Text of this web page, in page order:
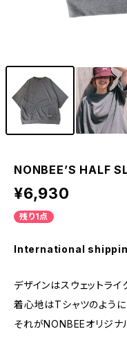
NONBEE’S HALF
¥6,930
残り1点
International
デザインはスウェットライ
着心地はTシャツのように
それがNONBEEオリジナ